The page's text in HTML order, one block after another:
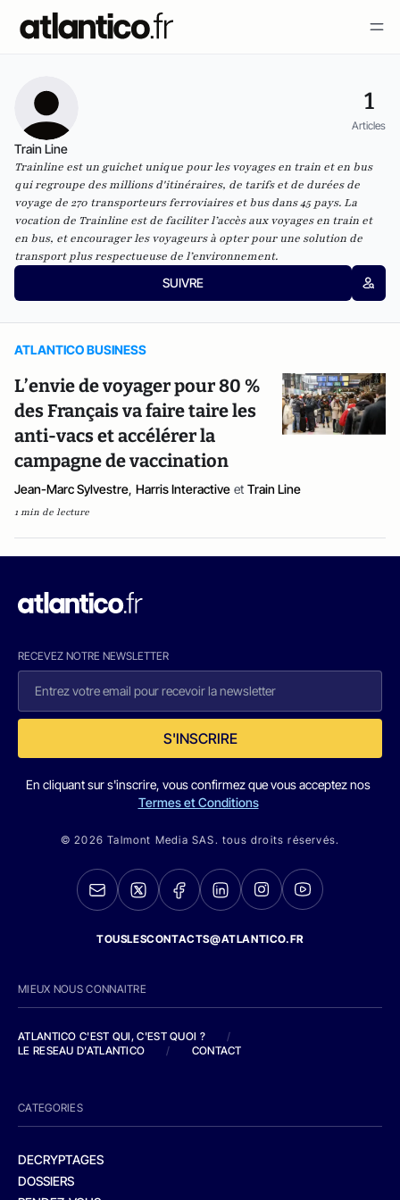
1
Articles
Train Line
Trainline est un guichet unique pour les voyages en train et en bus
qui regroupe des millions d'itinéraires, de tarifs et de durées de
voyage de 270 transporteurs ferroviaires et bus dans 45 pays. La
vocation de Trainline est de faciliter l’accès aux voyages en train et
en bus, et encourager les voyageurs à opter pour une solution de
transport plus respectueuse de l’environnement.
SUIVRE
ATLANTICO BUSINESS
L’envie de voyager pour 80 %
des Français va faire taire les
anti-vacs et accélérer la
campagne de vaccination
Jean-Marc Sylvestre, Harris Interactive et Train Line
1 min de lecture
RECEVEZ NOTRE NEWSLETTER
S'INSCRIRE
En cliquant sur s'inscrire, vous confirmez que vous acceptez nos
Termes et Conditions
© 2026 Talmont Media SAS. tous droits réservés.
TOUSLESCONTACTS@ATLANTICO.FR
MIEUX NOUS CONNAITRE
ATLANTICO C'EST QUI, C'EST QUOI ?
/
LE RESEAU D'ATLANTICO
/ CONTACT
CATEGORIES
DECRYPTAGES
DOSSIERS